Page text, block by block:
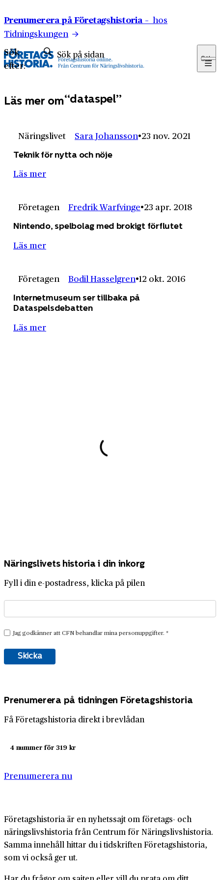
Prenumerera på Företagshistoria – hos
Tidningskungen
Sök
efter:
Sök
Läs mer om dataspel
Näringslivet Sara Johansson 23 nov. 2021
Teknik för nytta och nöje
Läs mer
Företagen Fredrik Warfvinge 23 apr. 2018
Nintendo, spelbolag med brokigt förflutet
Läs mer
Företagen Bodil Hasselgren 12 okt. 2016
Internetmuseum ser tillbaka på
Dataspelsdebatten
Läs mer
Näringslivets historia i din inkorg
Fyll i din e-postadress, klicka på pilen
Prenumerera på tidningen Företagshistoria
Få Företagshistoria direkt i brevlådan
4 nummer för 319 kr
Prenumerera nu
Företagshistoria är en nyhetssajt om företags- och
näringslivshistoria från Centrum för Näringslivshistoria.
Samma innehåll hittar du i tidskriften Företagshistoria,
som vi också ger ut.